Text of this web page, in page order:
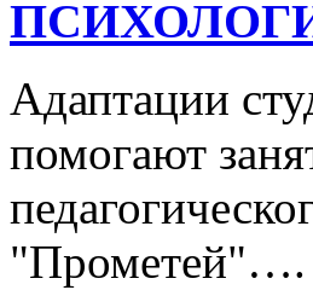
Адаптации
помогают